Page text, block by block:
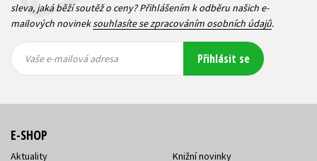
sleva, jaká běží soutěž o ceny? Přihlášením k odběru našich e-
mailových novineksouhlasíte se zpracováním osobních údajů.
mailová
mailová
Vaše e-mailová adresa Přihlásit se
E-SHOP
Aktuality
Knižní novinky